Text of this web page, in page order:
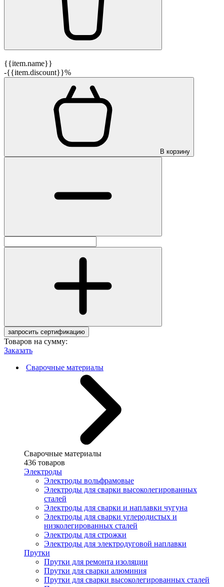
{{item.name}}
-{{item.discount}}%
В корзину
запросить сертификацию
Товаров на сумму:
Заказать
Сварочные материалы
Сварочные материалы
436 товаров
Электроды
Электроды вольфрамовые
Электроды для сварки высоколегированных
сталей
Электроды для сварки и наплавки чугуна
Электроды для сварки углеродистых и
низколегированных сталей
Электроды для строжки
Электроды для электродуговой наплавки
Прутки
Прутки для ремонта изоляции
Прутки для сварки алюминия
Прутки для сварки высоколегированных сталей